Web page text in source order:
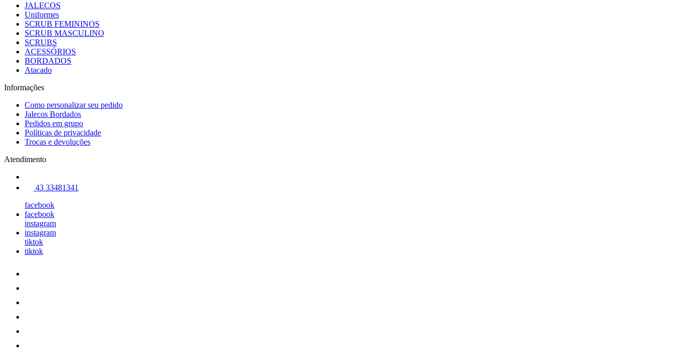
JALECOS
Uniformes
SCRUB FEMININOS
SCRUB MASCULINO
SCRUBS
ACESSÓRIOS
BORDADOS
Atacado
Informações
Como personalizar seu pedido
Jalecos Bordados
Pedidos em grupo
Políticas de privacidade
Trocas e devoluções
Atendimento
43 33481341
facebook
facebook
instagram
instagram
tiktok
tiktok